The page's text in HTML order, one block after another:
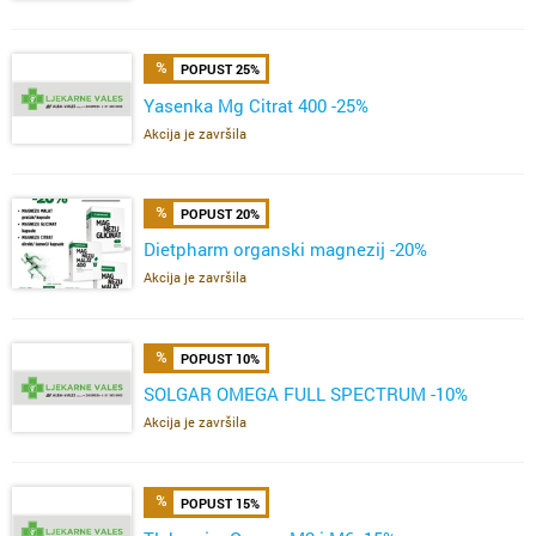
POPUST 25%
Yasenka Mg Citrat 400 -25%
Akcija je završila
POPUST 20%
Dietpharm organski magnezij -20%
Akcija je završila
POPUST 10%
SOLGAR OMEGA FULL SPECTRUM -10%
Akcija je završila
POPUST 15%